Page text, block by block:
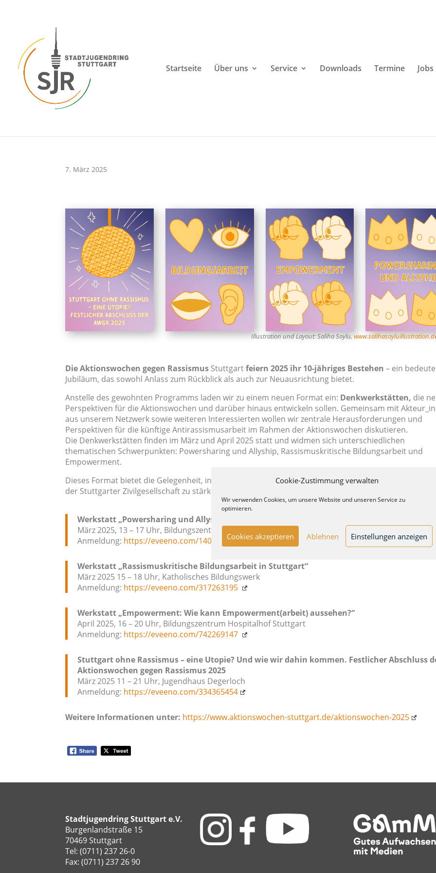
Cookie-Zustimmung verwalten
Wir verwenden Cookies, um unsere Website und unseren Service zu
optimieren.
Cookies akzeptieren Ablehnen Einstellungen anzeigen
Startseite Über uns Service Downloads Termine Jobs
7. März 2025
Illustration und Layout: Saliha Soylu,
Die Aktionswochen gegen Rassismus Stuttgartfeiern 2025 ihr 10-jähriges Bestehen – ein
Jubiläum, das sowohl Anlass zum Rückblick als auch zur Neuausrichtung bietet.
Anstelle des gewohnten Programms laden wir zu einem neuen Format ein: Denkwerkstätten, die
Perspektiven für die Aktionswochen und darüber hinaus entwickeln sollen. Gemeinsam mit
aus unserem Netzwerk sowie weiteren Interessierten wollen wir zentrale Herausforderungen und
Perspektiven für die künftige Antirassismusarbeit im Rahmen der Aktionswochen diskutieren.
Die Denkwerkstätten finden im März und April 2025 statt und widmen sich unterschiedlichen
thematischen Schwerpunkten: Powersharing und Allyship, Rassismuskritische Bildungsarbeit und
Empowerment.
Dieses Format bietet die Gelegenheit, innovative Ideen zu entwickeln und die Zusammenarbeit
der Stuttgarter Zivilgesellschaft zu stärken.
Werkstatt „Powersharing und Allyship: Macht teilen, Veränderung gestalten“
März 2025, 13 – 17 Uhr, Bildungszentrum Hospitalhof Stuttgart
Anmeldung: https://eveeno.com/140043324
Werkstatt „Rassismuskritische Bildungsarbeit in Stuttgart“
März 2025 15 – 18 Uhr, Katholisches Bildungswerk
Anmeldung: https://eveeno.com/317263195
Werkstatt „Empowerment: Wie kann Empowerment(arbeit) aussehen?“
April 2025, 16 – 20 Uhr, Bildungszentrum Hospitalhof Stuttgart
Anmeldung: https://eveeno.com/742269147
Stuttgart ohne Rassismus – eine Utopie? Und wie wir dahin kommen. Festlicher Abschluss
Aktionswochen gegen Rassismus 2025
März 2025 11 – 21 Uhr, Jugendhaus Degerloch
Anmeldung: https://eveeno.com/334365454
Weitere Informationen unter: https://www.aktionswochen-stuttgart.de/aktionswochen-2025
Stadtjugendring Stuttgart e.V.
Burgenlandstraße 15
70469 Stuttgart
Tel: (0711) 237 26-0
Fax: (0711) 237 26 90